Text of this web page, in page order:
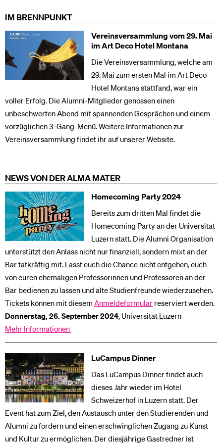
IM BRENNPUNKT
Vereinsversammlung vom 29. Mai
im Art Deco Hotel Montana
Die Vereinsversammlung, welche am
29. Mai zum ersten Mal im Art Deco
Hotel Montana stattfand, war ein
voller Erfolg. Die Alumni-Mitglieder genossen einen
unbeschwerten Abend mit spannenden Gesprächen und einem
vorzüglichen 3-Gang-Menü. Weitere Informationen zur
Vereinsversammlung findet ihr auf unserer Website.
NEWS VON DER ALMA MATER
Homecoming Party 2024
Bereits zum dritten Mal findet die
Homecoming Party an der Universität
Luzern statt. Die Alumni Organisation
unterstützt den Anlass nicht nur finanziell, sondern mixt an der
Bar tatkräftig mit. Lasst euch die Chance nicht entgehen, euch
von euren ehemaligen Professorinnen und Professoren an der
Bar bedienen zu lassen und alte Studienfreunde wiederzusehen.
Tickets können mit diesem Anmeldeformular reserviert werden.
Donnerstag, 26. September 2024, Universität Luzern
Mehr Informationen
LuCampus Dinner
Das LuCampus Dinner findet auch
dieses Jahr wieder im Hotel
Schweizerhof in Luzern statt. Der
Event hat zum Ziel, den Austausch unter den Studierenden und
Alumni zu fördern und einen erschwinglichen Zugang zu Kunst
und Kultur zu ermöglichen. Der diesjährige Gastredner ist